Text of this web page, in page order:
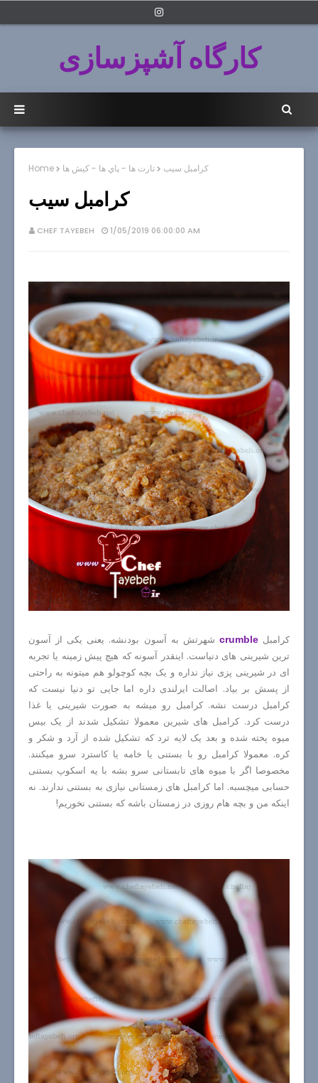
کارگاه آشپزسازی
Home تارت ها - پاي ها - كيش ها کرامبل سیب
کرامبل سیب
CHEF TAYEBEH 1/05/2019 06:00:00 AM
کرامبلcrumble شهرتش به آسون بودنشه. یعنی یکی از آسون
ترین شیرینی های دنیاست. اینقدر آسونه که هیچ پیش زمینه یا تجربه
ای در شیرینی پزی نیاز نداره و یک بچه کوچولو هم میتونه به راحتی
از پسش بر بیاد. اصالت ایرلندی داره اما جایی تو دنیا نیست که
کرامبل درست نشه. کرامبل رو میشه به صورت شیرینی یا غذا
درست کرد. کرامبل های شیرین معمولا تشکیل شدند از یک بیس
میوه پخته شده و بعد یک لایه ترد که تشکیل شده از آرد و شکر و
کره. معمولا کرامبل رو با بستنی یا خامه یا کاسترد سرو میکنند.
مخصوصا اگر با میوه های تابستانی سرو بشه با یه اسکوپ بستنی
حسابی میچسبه. اما کرامبل های زمستانی نیازی به بستنی ندارند. نه
اینکه من و بچه هام روزی در زمستان باشه که بستنی نخوریم!